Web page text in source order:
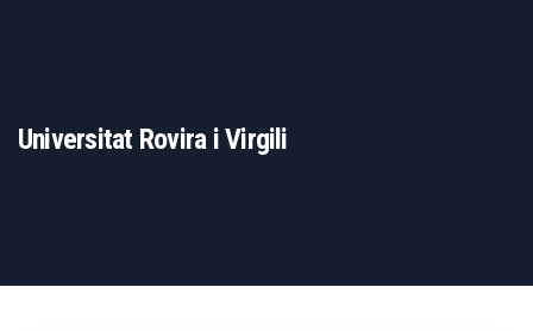
Universitat Rovira i Virgili